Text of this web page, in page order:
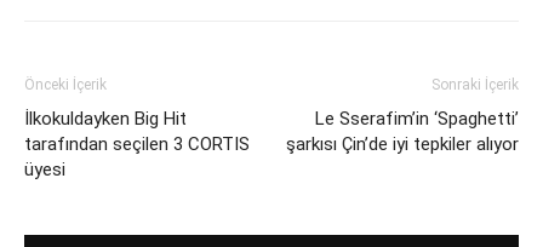
Önceki İçerik
İlkokuldayken Big Hit
tarafından seçilen 3 CORTIS
üyesi
Sonraki İçerik
Le Sserafim’in ‘Spaghetti’
şarkısı Çin’de iyi tepkiler alıyor